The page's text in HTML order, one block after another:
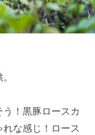
！黒豚ロースカ
な感じ！ロース